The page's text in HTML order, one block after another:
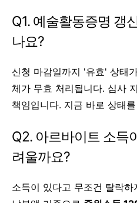
Q1. 예술활동증명 갱
나요?
신청 마감일까지 '유효' 상태
체가 무효 처리됩니다. 심사
책임입니다. 지금 바로 상태
Q2. 아르바이트 소득
려울까요?
소득이 있다고 무조건 탈락